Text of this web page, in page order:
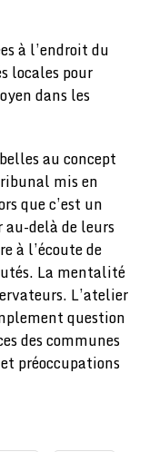
à l’endroit du
locales pour
dans les
au concept
mis en
que c’est un
delà de leurs
à l’écoute de
La mentalité
L’atelier
question
des communes
préoccupations